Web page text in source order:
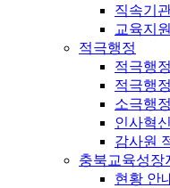
직속기
교육지
적극행정
적극행
적극행
소극행
인사혁
감사원
충북교육성장
현황 안